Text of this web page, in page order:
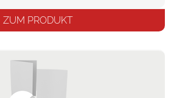
ZUM PRODUKT